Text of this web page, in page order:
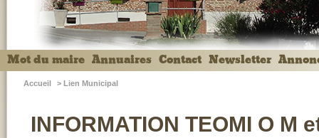
Mot du maire Annuaires Contact Newsletter
Accueil > Lien Municipal
INFORMATION TEOMI O M